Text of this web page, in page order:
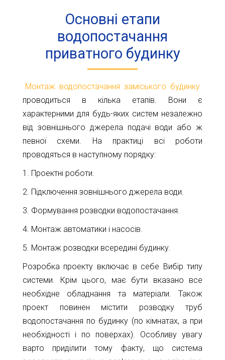
Основні етапи
водопостачання
приватного будинку
Монтаж водопостачання заміського будинку
проводиться в кілька етапів. Вони є
характерними для будь-яких систем незалежно
від зовнішнього джерела подачі води або ж
певної схеми. На практиці всі роботи
проводяться в наступному порядку:
1. Проектні роботи.
2. Підключення зовнішнього джерела води.
3. Формування розводки водопостачання.
4. Монтаж автоматики і насосів.
5. Монтаж розводки всередині будинку.
Розробка проекту включає в себе Вибір типу
системи. Крім цього, має бути вказано все
необхідне обладнання та матеріали. Також
проект повинен містити розводку труб
водопостачання по будинку (по кімнатах, а при
необхідності і по поверхах). Особливу увагу
варто приділити тому факту, що система